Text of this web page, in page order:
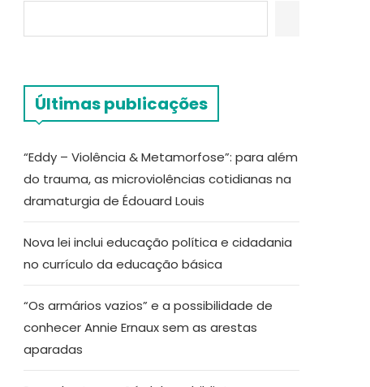
Últimas publicações
“Eddy – Violência & Metamorfose”: para além
do trauma, as microviolências cotidianas na
dramaturgia de Édouard Louis
Nova lei inclui educação política e cidadania
no currículo da educação básica
“Os armários vazios” e a possibilidade de
conhecer Annie Ernaux sem as arestas
aparadas